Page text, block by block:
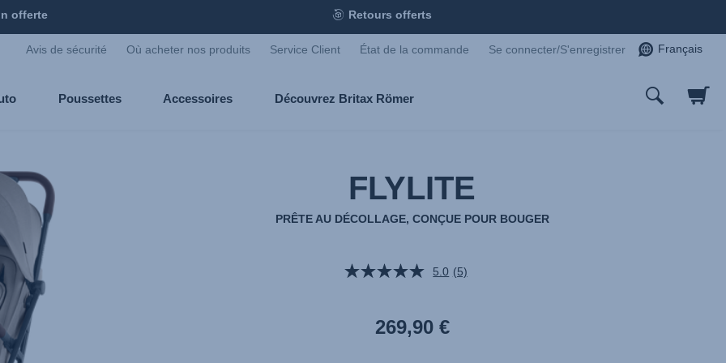
offerte Retours offerts
Avis de sécurité Où acheter nos produits Service Client État de la commande Se connecter/S'enregistrer Français
Poussettes Accessoires Découvrez Britax Römer
FLYLITE
PRÊTE AU DÉCOLLAGE, CONÇUE POUR BOUGER
5.0 Lire
(5)
269,90 €